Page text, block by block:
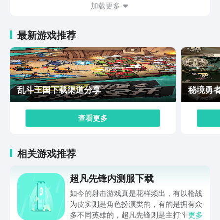
加载更多
最新游戏推荐
乱斗王国下载渠道分享
查看更多
秘境勇
相关游戏推荐
超凡先锋内测服下载
如今的射击游戏真是花样频出，有以枪战
为皮实则是角色扮演类的，有的是拥有众
多不同英雄的，超凡先锋则是主打“带资
更多